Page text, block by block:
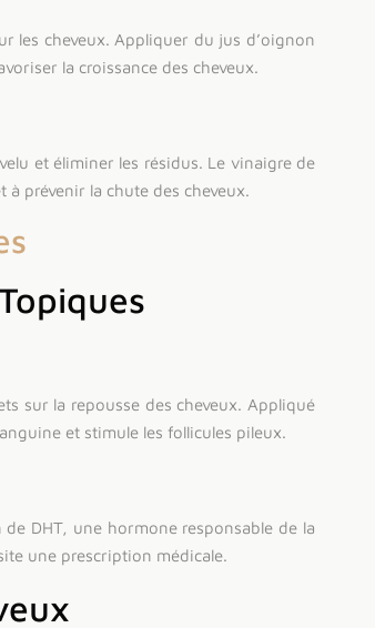
les cheveux. Appliquer du jus d’oignon
la croissance des cheveux.
et éliminer les résidus. Le vinaigre de
prévenir la chute des cheveux.
sur la repousse des cheveux. Appliqué
et stimule les follicules pileux.
DHT, une hormone responsable de la
une prescription médicale.